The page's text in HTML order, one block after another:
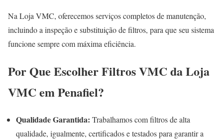
Na Loja VMC, oferecemos serviços completos de manutenção,
incluindo a inspeção e substituição de filtros, para que seu sistema
funcione sempre com máxima eficiência.
Por Que Escolher Filtros VMC da Loja
VMC em Penafiel?
Qualidade Garantida: Trabalhamos com filtros de alta
qualidade, igualmente, certificados e testados para garantir a